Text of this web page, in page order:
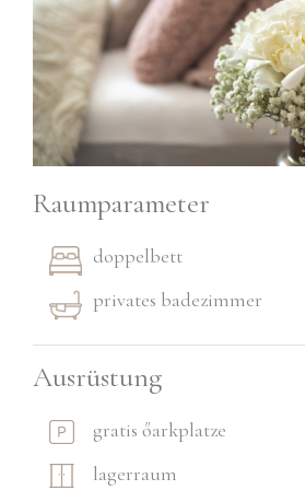
Raumparameter
doppelbett
privates badezimmer
Ausrüstung
gratis őarkplatze
lagerraum